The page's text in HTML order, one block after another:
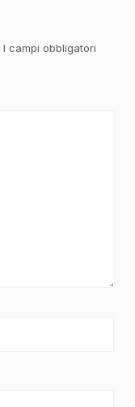
I campi obbligatori